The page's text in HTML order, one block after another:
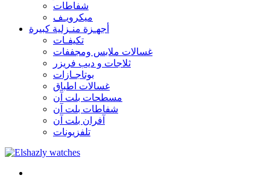
شفاطات
ميكرويـف
أجهـزة منـزلية كبيرة
تكيفـات
غسالات ملابس ومجففات
ثلاجات و ديب فريزر
بوتاجـازات
غسالات اطباق
مسطحات بلت آن
شفاطات بلت آن
آفران بلت آن
تلفزيونات